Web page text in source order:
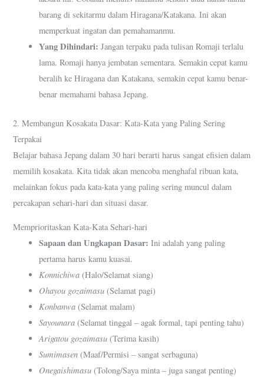
barang di sekitarmu dalam Hiragana/Katakana. Ini akan
memperkuat ingatan dan pemahamanmu.
Yang Dihindari: Jangan terpaku pada tulisan Romaji terlalu
lama. Romaji hanya jembatan sementara. Semakin cepat kamu
beralih ke Hiragana dan Katakana, semakin cepat kamu benar-
benar memahami bahasa Jepang.
2. Membangun Kosakata Dasar: Kata-Kata yang Paling Sering
Terpakai
Belajar bahasa Jepang dalam 30 hari berarti harus sangat efisien dalam
memilih kosakata. Kita tidak akan mencoba menghafal ribuan kata,
melainkan fokus pada kata-kata yang paling sering muncul dalam
percakapan sehari-hari dan situasi dasar.
Memprioritaskan Kata-Kata Sehari-hari
Sapaan dan Ungkapan Dasar: Ini adalah yang paling
pertama harus kamu kuasai.
Konnichiwa (Halo/Selamat siang)
Ohayou gozaimasu (Selamat pagi)
Konbanwa (Selamat malam)
Sayounara (Selamat tinggal – agak formal, tapi penting tahu)
Arigatou gozaimasu (Terima kasih)
Sumimasen (Maaf/Permisi – sangat serbaguna)
Onegaishimasu (Tolong/Saya minta – juga sangat penting)